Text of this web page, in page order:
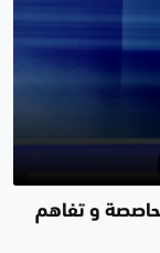
و تفاهم